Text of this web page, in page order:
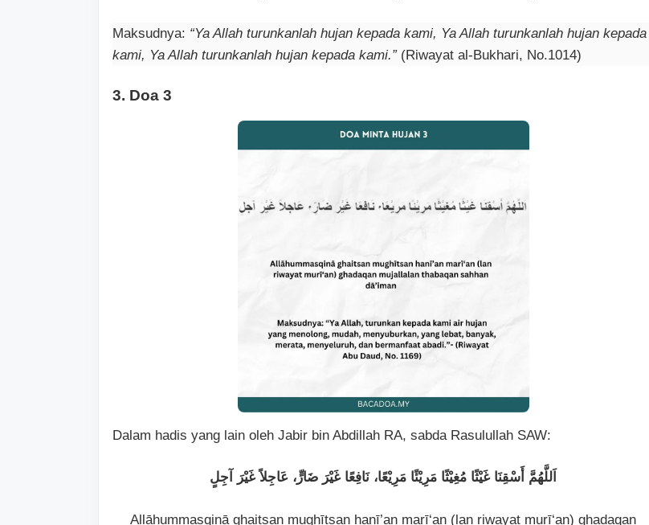
Maksudnya: “Ya Allah turunkanlah hujan kepada kami, Ya Allah turunkanlah hujan kepada
kami, Ya Allah turunkanlah hujan kepada kami.” (Riwayat al-Bukhari, No.1014)
3. Doa 3
Dalam hadis yang lain oleh Jabir bin Abdillah RA, sabda Rasulullah SAW:
اَللَّهُمَّ أَسْقِنَا غَيْثًا مُغِيْثًا مَرِيْئًا مَرِيْعًا، نَافِعًا غَيْرَ ضَارٍّ، عَاجِلاً غَيْرَ آجِلٍ
Allāhummasqinā ghaitsan mughītsan hanī’an marī‘an (lan riwayat murī‘an) ghadaqan